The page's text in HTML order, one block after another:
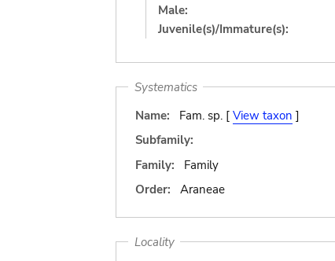
Male:
Juvenile(s)/Immature(s):
Systematics
Name:
Fam. sp. [ View taxon ]
Subfamily:
Family:
Family
Order:
Araneae
Locality